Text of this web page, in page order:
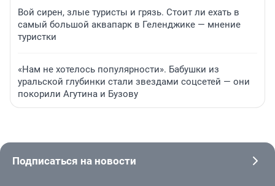
Вой сирен, злые туристы и грязь. Стоит ли ехать в
самый большой аквапарк в Геленджике — мнение
туристки
«Нам не хотелось популярности». Бабушки из
уральской глубинки стали звездами соцсетей — они
покорили Агутина и Бузову
Подписаться на новости